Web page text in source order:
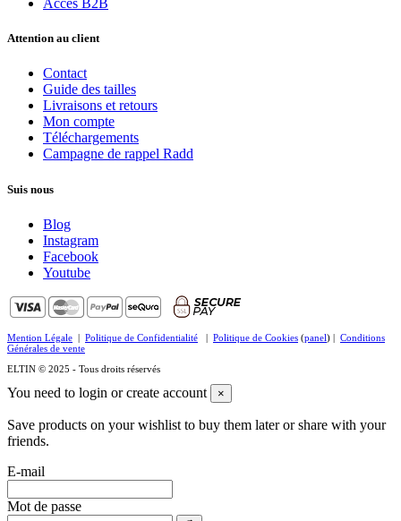
Accès B2B
Attention au client
Contact
Guide des tailles
Livraisons et retours
Mon compte
Téléchargements
Campagne de rappel Radd
Suis nous
Blog
Instagram
Facebook
Youtube
Mention Légale | Politique de Confidentialité | Politique de Cookies (panel) | Conditions
Générales de vente
ELTIN © 2025 - Tous droits réservés
You need to login or create account ×
Save products on your wishlist to buy them later or share with your
friends.
E-mail
Mot de passe